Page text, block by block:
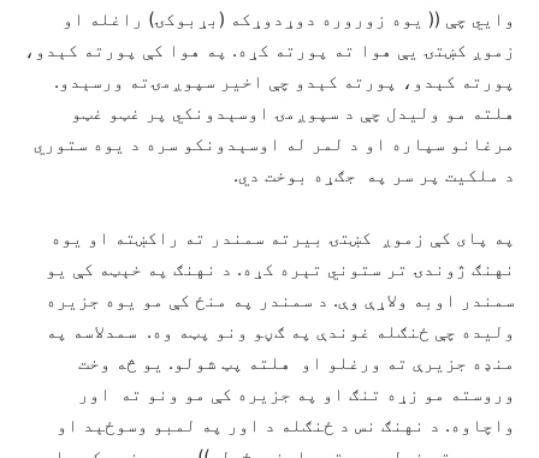
وايي چې (( يوه زوروره دوړدوړکه (بړبوکۍ) راغله او
زموږ کښتۍ يې هوا ته پورته کړه. په هوا کې پورته کېدو،
پورته کېدو، پورته کېدو چې اخير سپوږمۍته ورسېدو.
هلته مو وليدل چې د سپوږمۍ اوسېدونکي پر غټو غټو
مرغانو سپاره او د لمر له اوسېدونکو سره د يوه ستوري
د ملکيت پر سر په جګړه بوخت دي.
په پای کې زموږ کښتۍ بيرته سمندر ته راکښته او يوه
نهنګ ژوندۍ تر ستوني تېره کړه. د نهنګ په خېټه کې یو
سمندر اوبه ولاړې وې. د سمندر په منځ کې مو يوه جزيره
وليده چې ځنګله غوندې په ګڼو ونو پټه وه. سمدلاسه په
منډه جزيرې ته ورغلو او هلته پټ شولو. يو څه وخت
وروسته مو زړه تنګ او په جزيره کې مو ونو ته اور
واچاوه. د نهنګ نس د ځنګله د اور په لمبو وسوځېد او